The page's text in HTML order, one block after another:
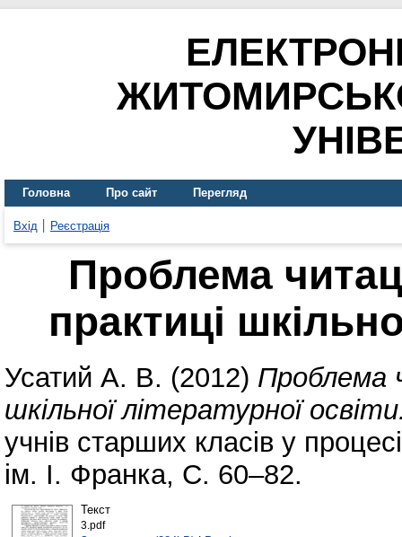
Головна Про сайт Перегляд
Вхід Реєстрація
Проблема
практиці
Усатий А. В. (2012) Проблема
шкільної літературної
учнів старших класів у
ім. І. Франка, С. 60–82.
Текст
3.pdf